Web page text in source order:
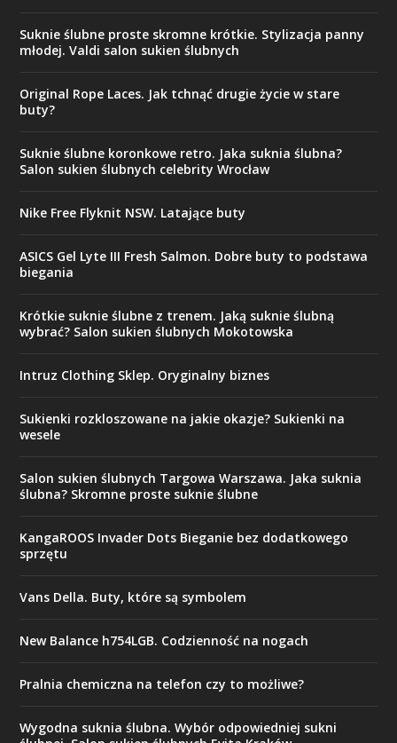
Suknie ślubne proste skromne krótkie. Stylizacja panny
młodej. Valdi salon sukien ślubnych
Original Rope Laces. Jak tchnąć drugie życie w stare
buty?
Suknie ślubne koronkowe retro. Jaka suknia ślubna?
Salon sukien ślubnych celebrity Wrocław
Nike Free Flyknit NSW. Latające buty
ASICS Gel Lyte III Fresh Salmon. Dobre buty to podstawa
biegania
Krótkie suknie ślubne z trenem. Jaką suknie ślubną
wybrać? Salon sukien ślubnych Mokotowska
Intruz Clothing Sklep. Oryginalny biznes
Sukienki rozkloszowane na jakie okazje? Sukienki na
wesele
Salon sukien ślubnych Targowa Warszawa. Jaka suknia
ślubna? Skromne proste suknie ślubne
KangaROOS Invader Dots Bieganie bez dodatkowego
sprzętu
Vans Della. Buty, które są symbolem
New Balance h754LGB. Codzienność na nogach
Pralnia chemiczna na telefon czy to możliwe?
Wygodna suknia ślubna. Wybór odpowiedniej sukni